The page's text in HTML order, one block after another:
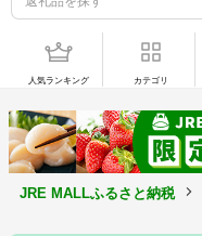
人気ランキング カテゴリ
JRE MALLふるさと納税